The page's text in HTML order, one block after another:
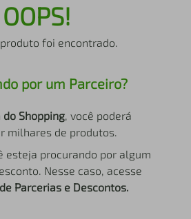
OOPS!
foi encontrado.
por um Parceiro?
do Shopping, você poderá
milhares de produtos.
esteja procurando por algum
Nesse caso, acesse
Parcerias e Descontos.